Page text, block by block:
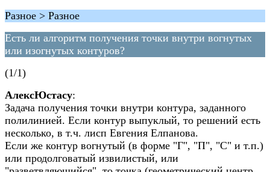
Разное > Разное
Есть ли алгоритм получения точки внутри вогнутых
или изогнутых контуров?
(1/1)
АлексЮстасу:
Задача получения точки внутри контура, заданного
полилинией. Если контур выпуклый, то решений есть
несколько, в т.ч. лисп Евгения Елпанова.
Если же контур вогнутый (в форме "Г", "П", "С" и т.п.)
или продолговатый извилистый, или